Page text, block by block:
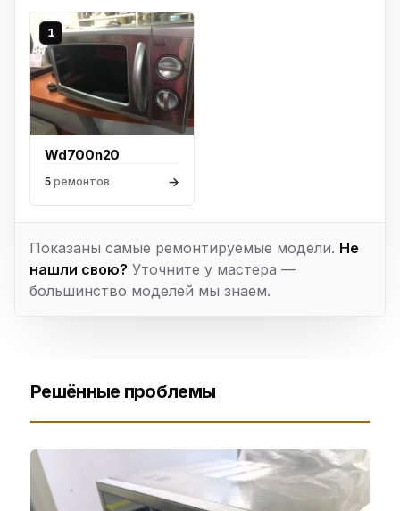
1
Wd700n20
5 ремонтов →
Показаны самые ремонтируемые модели. Не
нашли свою? Уточните у мастера —
большинство моделей мы знаем.
Решённые проблемы